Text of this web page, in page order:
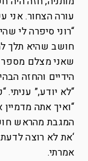
עורה הצחור. אני
“רוני סיפרה לי
חושב שהיא תלך
שאני מצלם מספר
הידיים והחזה
“לא יודע,”
“ואיך אתה
המגבת מהראש
‘את לא רוצה
אמרתי.